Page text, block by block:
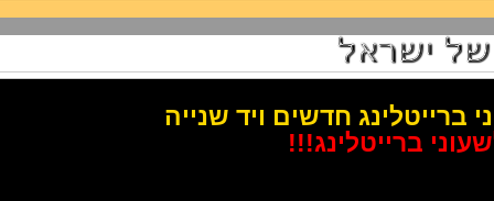
חדשים ויד שנייה
ברייטלינג!!!